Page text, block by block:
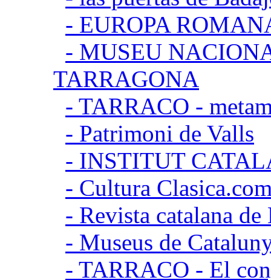
- EUROPA
- MUSEU
TARRAGONA
- TARRACO -
- Patrimoni de Valls
- INSTITUT
- Cultura
- Revista catalana
- Museus de
- TARRACO - El